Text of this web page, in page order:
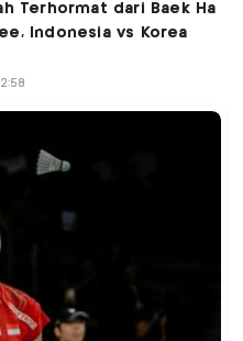
Terhormat dari Baek Ha
Indonesia vs Korea